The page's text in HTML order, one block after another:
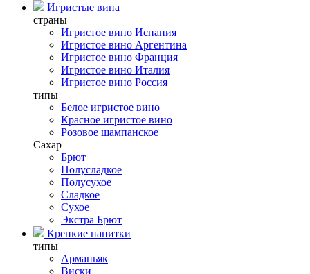
Игристые вина
страны
Игристое вино Испания
Игристое вино Аргентина
Игристое вино Франция
Игристое вино Италия
Игристое вино Россия
типы
Белое игристое вино
Красное игристое вино
Розовое шампанское
Сахар
Брют
Полусладкое
Полусухое
Сладкое
Сухое
Экстра Брют
Крепкие напитки
типы
Арманьяк
Виски